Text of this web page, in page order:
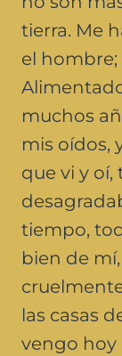
tierra. Me
el
muchos
mis oídos,
que vi y oí,
tiempo,
bien de
las casas
vengo hoy